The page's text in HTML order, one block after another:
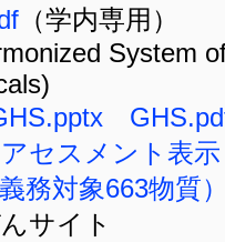
（学内専用）
System
セスメント表
務対象663物質
サイト